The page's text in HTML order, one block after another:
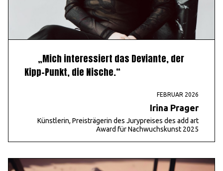
„Mich interessiert das Deviante, der
Kipp-Punkt, die Nische.“
FEBRUAR 2026
Irina Prager
Künstlerin, Preisträgerin des Jurypreises des add art
Award für Nachwuchskunst 2025